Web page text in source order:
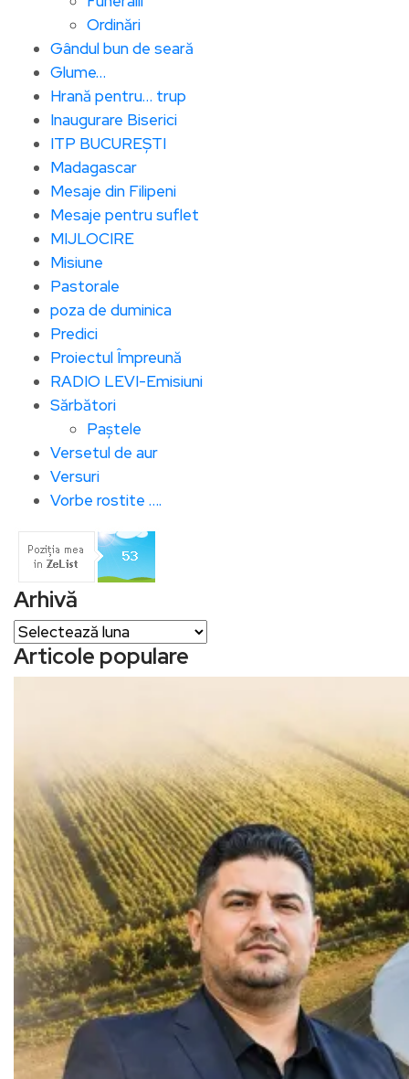
Ordinări
Gândul bun de seară
Glume…
Hrană pentru… trup
Inaugurare Biserici
ITP BUCUREȘTI
Madagascar
Mesaje din Filipeni
Mesaje pentru suflet
MIJLOCIRE
Misiune
Pastorale
poza de duminica
Predici
Proiectul Împreună
RADIO LEVI-Emisiuni
Sărbători
Paștele
Versetul de aur
Versuri
Vorbe rostite ….
Arhivă
Arhivă
Articole populare